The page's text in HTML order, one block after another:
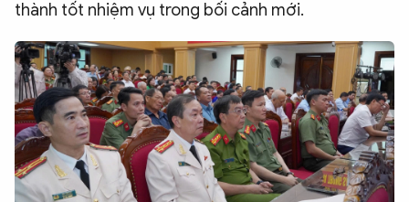
thành tốt nhiệm vụ trong bối cảnh mới.